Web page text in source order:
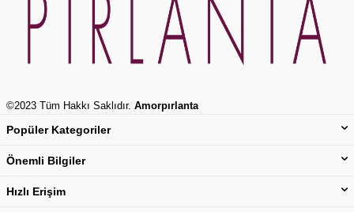
©2023 Tüm Hakkı Saklıdır. Amorpırlanta
Popüler Kategoriler
Önemli Bilgiler
Hızlı Erişim